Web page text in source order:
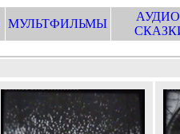
МУЛЬТФИЛЬМЫ